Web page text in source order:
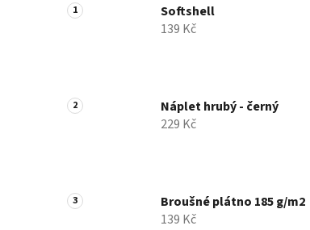
Softshell
139 Kč
Náplet hrubý - černý
229 Kč
Broušné plátno 185 g/m2
139 Kč